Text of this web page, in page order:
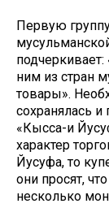
Первую
ним из стран
товары».
сохранялась
«Кысса-и
характер
Йусуфа, то
они просят,
несколько